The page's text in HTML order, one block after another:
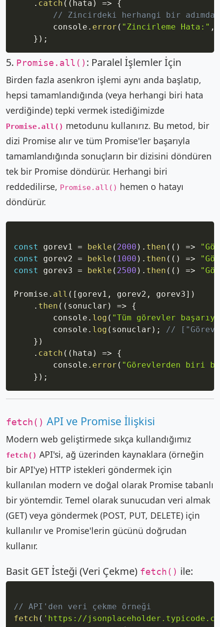
. catch ( ( hata ) =>
{
// Zincirdeki herhangi bir adımda
        console
. error ( "Zincirleme Hata:" ,
} ) ;
5. Promise.all() : Paralel İşlemler İçin
Birden fazla asenkron işlemi aynı anda başlatıp,
hepsi tamamlandığında (veya herhangi biri hata
verdiğinde) tepki vermek istediğimizde
Promise.all() metodunu kullanırız. Bu metod, bir
dizi Promise alır ve tüm Promise'ler başarıyla
tamamlandığında sonuçların bir dizisini döndüren
tek bir Promise döndürür. Herhangi biri
reddedilirse, Promise.all() hemen o hatayı
döndürür.
const gorev1 = bekle ( 2000 ) . then ( ( ) =>
const
gorev2 = bekle ( 1000 ) . then ( ( ) =>
const
gorev3 = bekle ( 2500 ) . then ( ( ) =>
Promise . all ( [ gorev1 , gorev2 , gorev3] )
. then ( ( sonuclar ) =>
{
        console
. log ( "Tüm görevler
        console
. log ( sonuclar ) ;
// ["Görev
} )
. catch ( ( hata ) =>
{
        console
. error ( "Görevlerden biri
} ) ;
fetch() API ve Promise İlişkisi
Modern web geliştirmede sıkça kullandığımız
fetch() API'si, ağ üzerinden kaynaklara (örneğin
bir API'ye) HTTP istekleri göndermek için
kullanılan modern ve doğal olarak Promise tabanlı
bir yöntemdir. Temel olarak sunucudan veri almak
(GET) veya göndermek (POST, PUT, DELETE) için
kullanılır ve Promise'lerin gücünü doğrudan
kullanır.
Basit GET İsteği (Veri Çekme) fetch() ile:
// API'den veri çekme örneği
fetch ( 'https://